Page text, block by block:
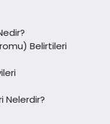
Belirtileri
Nelerdir?